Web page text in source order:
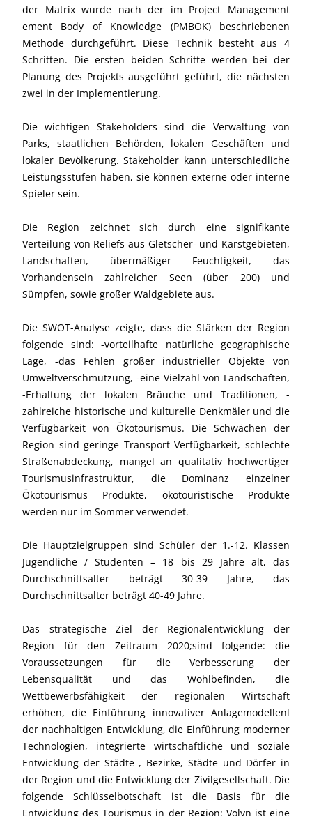
der Matrix wurde nach der im Project Management
ement Body of Knowledge (PMBOK) beschriebenen
Methode durchgeführt. Diese Technik besteht aus 4
Schritten. Die ersten beiden Schritte werden bei der
Planung des Projekts ausgeführt geführt, die nächsten
zwei in der Implementierung.
Die wichtigen Stakeholders sind die Verwaltung von
Parks, staatlichen Behörden, lokalen Geschäften und
lokaler Bevölkerung. Stakeholder kann unterschiedliche
Leistungsstufen haben, sie können externe oder interne
Spieler sein.
Die Region zeichnet sich durch eine signifikante
Verteilung von Reliefs aus Gletscher- und Karstgebieten,
Landschaften, übermäßiger Feuchtigkeit, das
Vorhandensein zahlreicher Seen (über 200) und
Sümpfen, sowie großer Waldgebiete aus.
Die SWOT-Analyse zeigte, dass die Stärken der Region
folgende sind: -vorteilhafte natürliche geographische
Lage, -das Fehlen großer industrieller Objekte von
Umweltverschmutzung, -eine Vielzahl von Landschaften,
-Erhaltung der lokalen Bräuche und Traditionen, -
zahlreiche historische und kulturelle Denkmäler und die
Verfügbarkeit von Ökotourismus. Die Schwächen der
Region sind geringe Transport Verfügbarkeit, schlechte
Straßenabdeckung, mangel an qualitativ hochwertiger
Tourismusinfrastruktur, die Dominanz einzelner
Ökotourismus Produkte, ökotouristische Produkte
werden nur im Sommer verwendet.
Die Hauptzielgruppen sind Schüler der 1.-12. Klassen
Jugendliche / Studenten – 18 bis 29 Jahre alt, das
Durchschnittsalter beträgt 30-39 Jahre, das
Durchschnittsalter beträgt 40-49 Jahre.
Das strategische Ziel der Regionalentwicklung der
Region für den Zeitraum 2020;sind folgende: die
Voraussetzungen für die Verbesserung der
Lebensqualität und das Wohlbefinden, die
Wettbewerbsfähigkeit der regionalen Wirtschaft
erhöhen, die Einführung innovativer Anlagemodellenl
der nachhaltigen Entwicklung, die Einführung moderner
Technologien, integrierte wirtschaftliche und soziale
Entwicklung der Städte , Bezirke, Städte und Dörfer in
der Region und die Entwicklung der Zivilgesellschaft. Die
folgende Schlüsselbotschaft ist die Basis für die
Entwicklung des Tourismus in der Region: Volyn ist eine